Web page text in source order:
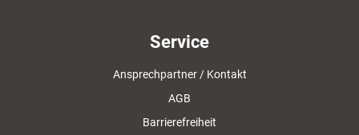
Service
Ansprechpartner / Kontakt
AGB
Barrierefreiheit